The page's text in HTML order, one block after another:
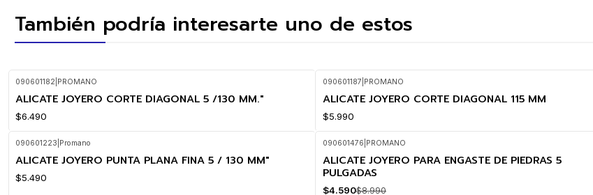
También podría interesarte uno de estos
090601182 PROMANO
ALICATE JOYERO CORTE DIAGONAL 5 /130 MM."
$6.490
090601187 PROMANO
ALICATE JOYERO CORTE DIAGONAL 115 MM
$5.990
090601223 Promano
ALICATE JOYERO PUNTA PLANA FINA 5 / 130 MM"
$5.490
-49%
OFF
090601476 PROMANO
ALICATE JOYERO PARA ENGASTE DE PIEDRAS 5
PULGADAS
$4.590$8.990